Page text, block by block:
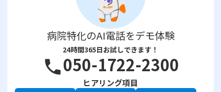
病院特化のAI電話をデモ体験
24時間365日お試しできます！
phone050-1722-2300
ヒアリング項目